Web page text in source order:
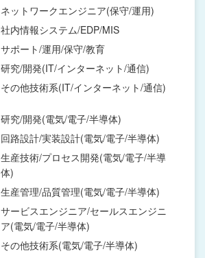
ネットワークエンジニア(保守/運用)
社内情報システム/EDP/MIS
サポート/運用/保守/教育
研究/開発(IT/インターネット/通信)
その他技術系(IT/インターネット/通信)
研究/開発(電気/電子/半導体)
回路設計/実装設計(電気/電子/半導体)
生産技術/プロセス開発(電気/電子/半導
体)
生産管理/品質管理(電気/電子/半導体)
サービスエンジニア/セールスエンジニ
ア(電気/電子/半導体)
その他技術系(電気/電子/半導体)